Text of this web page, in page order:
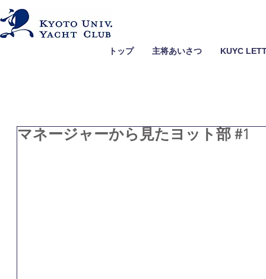
トップ 主将あいさつ KUYC
マネージャーから見たヨット部 #1